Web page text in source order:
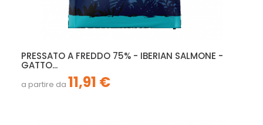
PRESSATO A FREDDO 75% - IBERIAN SALMONE -
GATTO...
a partire da 11,91 €